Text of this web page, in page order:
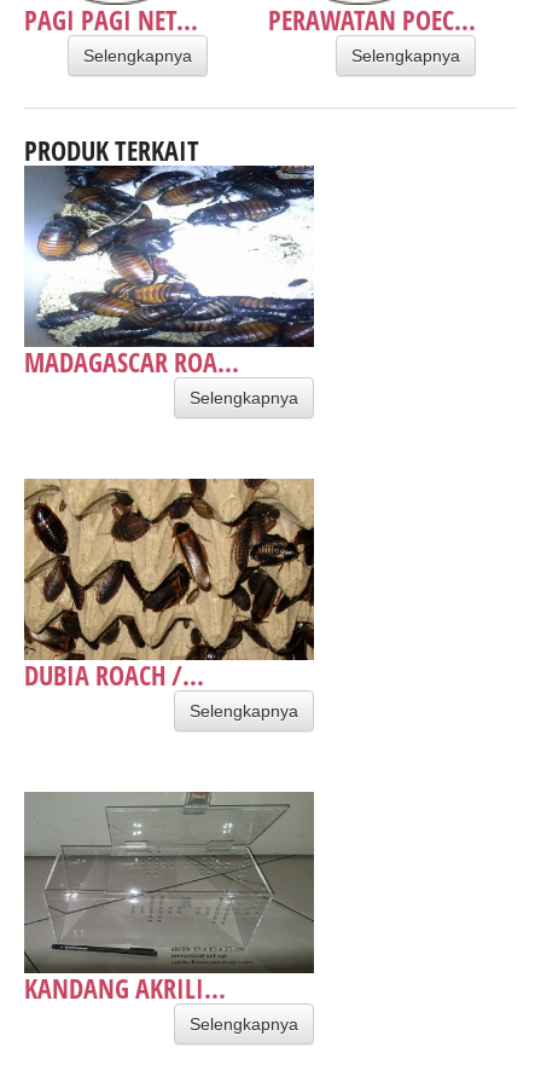
PAGI PAGI NET...
Selengkapnya
PERAWATAN POEC...
Selengkapnya
PRODUK TERKAIT
MADAGASCAR ROA...
Selengkapnya
DUBIA ROACH /...
Selengkapnya
KANDANG AKRILI...
Selengkapnya